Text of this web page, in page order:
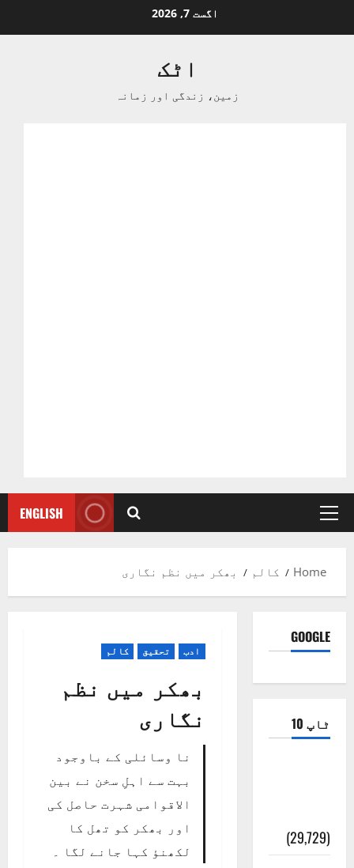
to
اگست 7, 2026
اٹک
زمین، زندگی اور زمانہ
Primary
ENGLISH
Home کالم بھکر میں نظم نگاری
ادب تحقیق کالم
بھکر میں نظم
نگاری
نا وسائلی کے باوجود
بہت سے اہلِ سخن نے بین
الاقوامی شہرت حاصل کی
اور بھکر کو تھل کا
لکھنؤ کہا جانے لگا ۔
GOOGLE
ٹاپ 10
(29,729)